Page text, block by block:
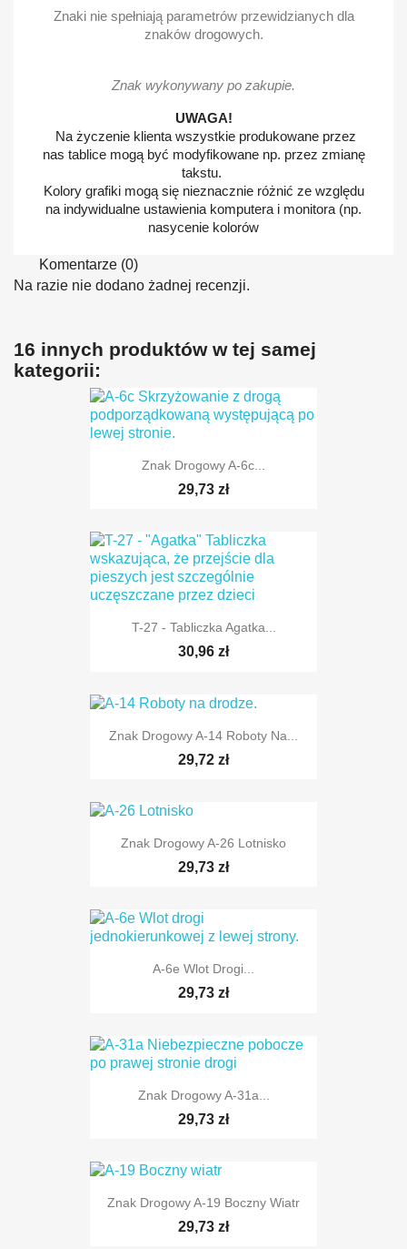
Znaki nie spełniają parametrów przewidzianych dla
znaków drogowych.
Znak wykonywany po zakupie.
UWAGA!
Na życzenie klienta wszystkie produkowane przez
nas tablice mogą być modyfikowane np. przez zmianę
takstu.
Kolory grafiki mogą się nieznacznie różnić ze względu
na indywidualne ustawienia komputera i monitora (np.
nasycenie kolorów
Komentarze (0)
Na razie nie dodano żadnej recenzji.
16 innych produktów w tej samej
kategorii:
Znak Drogowy A-6c...
29,73 zł
TYLKO ONLINE
T-27 - Tabliczka Agatka...
30,96 zł
Znak Drogowy A-14 Roboty Na...
29,72 zł
Znak Drogowy A-26 Lotnisko
29,73 zł
A-6e Wlot Drogi...
29,73 zł
TYLKO ONLINE
Znak Drogowy A-31a...
29,73 zł
Znak Drogowy A-19 Boczny Wiatr
29,73 zł